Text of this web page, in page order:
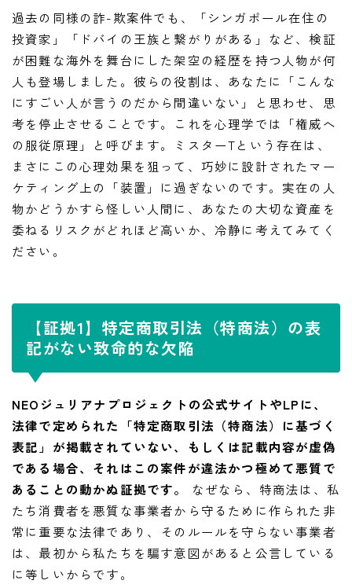
過去の同様の詐-欺案件でも、「シンガポール在住の
投資家」「ドバイの王族と繋がりがある」など、検証
が困難な海外を舞台にした架空の経歴を持つ人物が何
人も登場しました。彼らの役割は、あなたに「こんな
にすごい人が言うのだから間違いない」と思わせ、思
考を停止させることです。これを心理学では「権威へ
の服従原理」と呼びます。ミスターTという存在は、
まさにこの心理効果を狙って、巧妙に設計されたマー
ケティング上の「装置」に過ぎないのです。実在の人
物かどうかすら怪しい人間に、あなたの大切な資産を
委ねるリスクがどれほど高いか、冷静に考えてみてく
ださい。
【証拠1】特定商取引法（特商法）の表
記がない致命的な欠陥
NEOジュリアナプロジェクトの公式サイトやLPに、
法律で定められた「特定商取引法（特商法）に基づく
表記」が掲載されていない、もしくは記載内容が虚偽
である場合、それはこの案件が違法かつ極めて悪質で
あることの動かぬ証拠です。
なぜなら、特商法は、私
たち消費者を悪質な事業者から守るために作られた非
常に重要な法律であり、そのルールを守らない事業者
は、最初から私たちを騙す意図があると公言している
に等しいからです。